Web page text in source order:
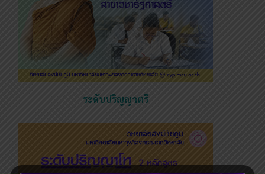
ระดับปริญญาตรี